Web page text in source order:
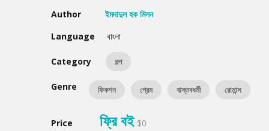
Author
ইমদাদুল হক মিলন
Language
বাংলা
Category গল্প
Genre ফিকশন প্রেম বাস্তবধর্মী রোমান্স
Price ফ্রি বই $0